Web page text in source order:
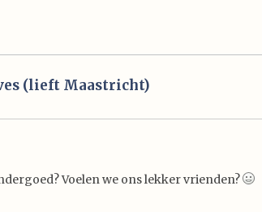
(lieft Maastricht)
Voelen we ons lekker vrienden?